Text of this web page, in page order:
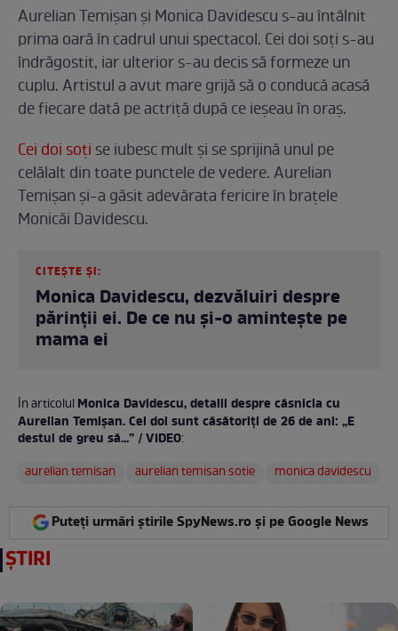
Aurelian Temișan și Monica Davidescu s-au întâlnit
prima oară în cadrul unui spectacol. Cei doi soți s-au
îndrăgostit, iar ulterior s-au decis să formeze un
cuplu. Artistul a avut mare grijă să o conducă acasă
de fiecare dată pe actriță după ce ieșeau în oraș.
Cei doi soți se iubesc mult și se sprijină unul pe
celălalt din toate punctele de vedere. Aurelian
Temișan și-a găsit adevărata fericire în brațele
Monicăi Davidescu.
CITEȘTE ȘI:
Monica Davidescu, dezvăluiri despre
părinții ei. De ce nu și-o amintește pe
mama ei
În articolulMonica Davidescu, detalii despre căsnicia cu
Aurelian Temișan. Cei doi sunt căsătoriți de 26 de ani: „E
destul de greu să...” / VIDEO:
aurelian temisan
aurelian temisan sotie monica davidescu
Puteți urmări știrile SpyNews.ro și pe Google News
ȘTIRI